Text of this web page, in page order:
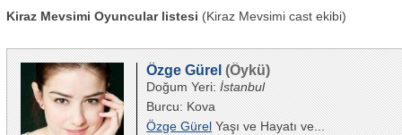
Kiraz Mevsimi Oyuncular listesi (Kiraz Mevsimi cast ekibi)
Özge Gürel (Öykü)
Doğum Yeri:İstanbul
Burcu: Kova
Özge GürelYaşı ve Hayatı ve...